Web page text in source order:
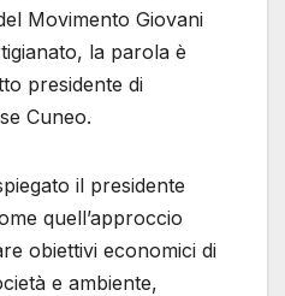
Movimento Giovani
la parola è
presidente di
Cuneo.
il presidente
quell’approccio
obiettivi economici di
e ambiente,